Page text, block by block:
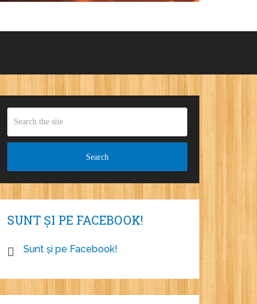
SUNT ȘI PE FACEBOOK!
Sunt și pe Facebook!